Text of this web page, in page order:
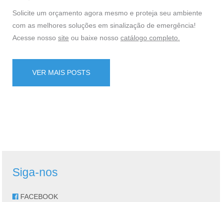
Solicite um orçamento agora mesmo e proteja seu ambiente
com as melhores soluções em sinalização de emergência!
Acesse nosso site ou baixe nosso catálogo completo.
VER MAIS POSTS
Siga-nos
FACEBOOK